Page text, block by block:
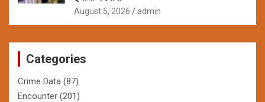
August 5, 2026 admin
Categories
Crime Data (87)
Encounter (201)